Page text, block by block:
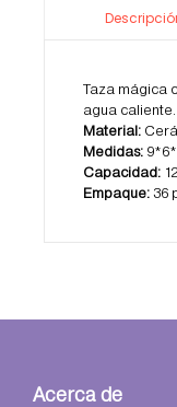
Taza mágica
agua caliente.
Material:
Medidas:
Capacidad:
Empaque: 36
Acerca de